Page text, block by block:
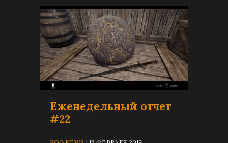
Еженедельный отчет
#22